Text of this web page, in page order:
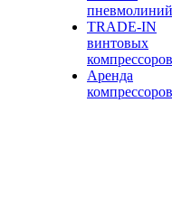
пневмолиний
TRADE-IN
винтовых
компрессоров
Аренда
компрессоров